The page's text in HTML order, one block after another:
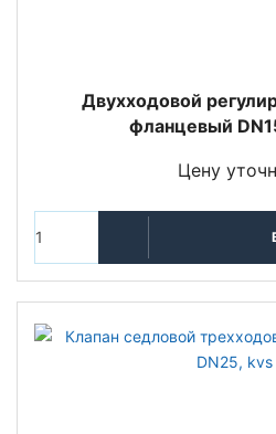
Двухходовой
фланцевый
Цену